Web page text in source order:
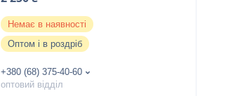
Немає в наявності
Оптом і в роздріб
+380 (68) 375-40-60
оптовий відділ